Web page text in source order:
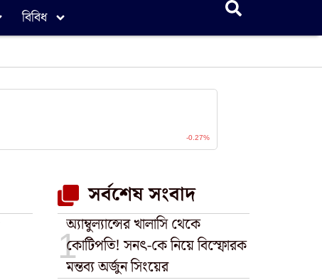
বিবিধ
সর্বশেষ সংবাদ
অ্যাম্বুল্যান্সের খালাসি থেকে
কোটিপতি! সনৎ-কে নিয়ে বিস্ফোরক
মন্তব্য অর্জুন সিংয়ের